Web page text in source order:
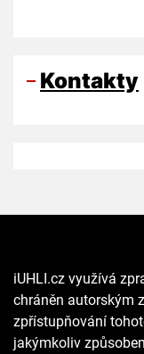
Kontakty
iUHLI.cz využívá
chráněn autorským
zpřístupňování
jakýmkoliv